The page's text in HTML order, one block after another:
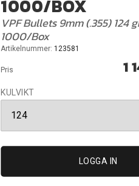
1000/BOX
VPF Bullets 9mm (.355) 124
1000/Box
Artikelnummer: 123581
Pris 1
KULVIKT
LOGGA IN